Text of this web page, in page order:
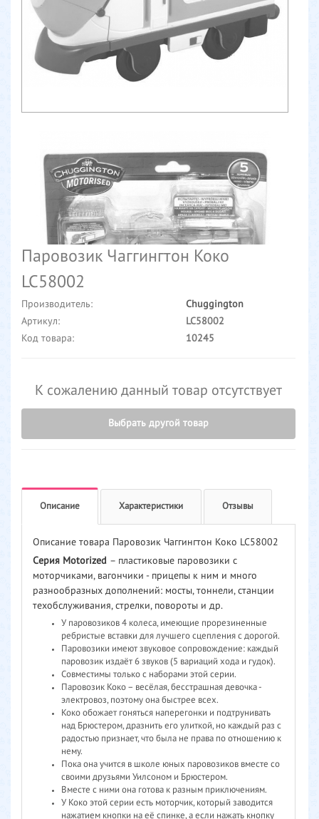
Паровозик Чаггингтон Коко
LC58002
Производитель:
Chuggington
Артикул:
LC58002
Код товара:
10245
К сожалению данный товар отсутствует
Выбрать другой товар
Описание Характеристики Отзывы
Описание товара Паровозик Чаггингтон Коко LC58002
Серия Motorized – пластиковые паровозики с
моторчиками, вагончики - прицепы к ним и много
разнообразных дополнений: мосты, тоннели, станции
техобслуживания, стрелки, повороты и др.
У паровозиков 4 колеса, имеющие прорезиненные
ребристые вставки для лучшего сцепления с дорогой.
Паровозики имеют звуковое сопровождение: каждый
паровозик издаёт 6 звуков (5 вариаций хода и гудок).
Совместимы только с наборами этой серии.
Паровозик Коко – весёлая, бесстрашная девочка -
электровоз, поэтому она быстрее всех.
Коко обожает гоняться наперегонки и подтрунивать
над Брюстером, дразнить его улиткой, но каждый раз с
радостью признает, что была не права по отношению к
нему.
Пока она учится в школе юных паровозиков вместе со
своими друзьями Уилсоном и Брюстером.
Вместе с ними она готова к разным приключениям.
У Коко этой серии есть моторчик, который заводится
нажатием кнопки на её спинке, а если нажать кнопку